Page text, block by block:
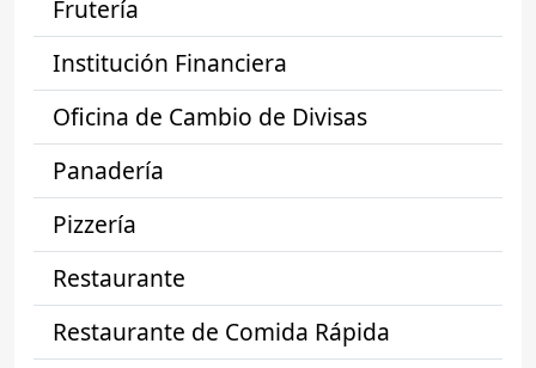
Frutería
Institución Financiera
Oficina de Cambio de Divisas
Panadería
Pizzería
Restaurante
Restaurante de Comida Rápida